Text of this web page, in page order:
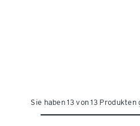
Sie haben 13 von 13 Produkten